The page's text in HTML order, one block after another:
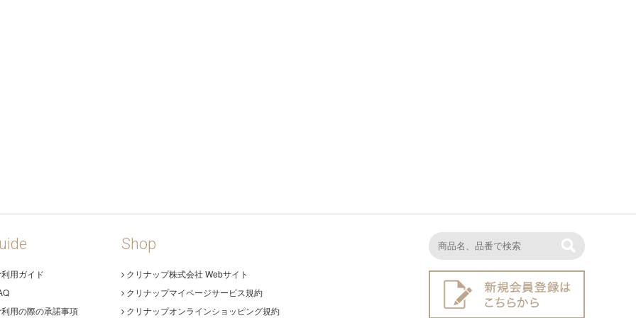
用ガイド
用の際の承諾事項
Shop
クリナップ株式会社 Webサイト
クリナップマイページサービス規約
クリナップオンラインショッピング規約